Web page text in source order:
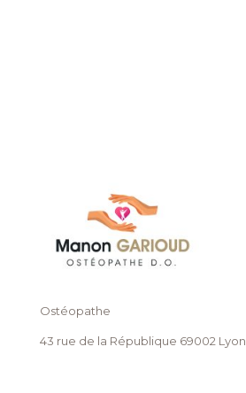
Ostéopathe
43 rue de la République 69002 Lyon